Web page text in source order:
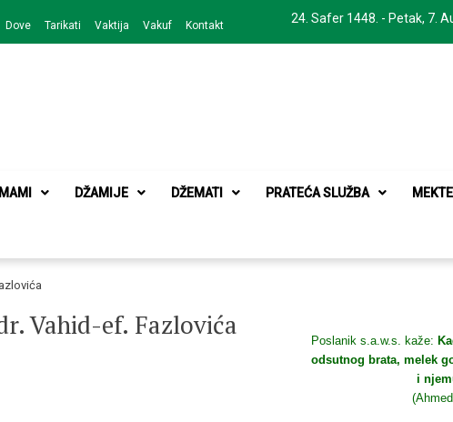
24. Safer 1448. - Petak, 7.
Dove Tarikati Vaktija Vakuf Kontakt
Bijeljina
IMAMI DŽAMIJE DŽEMATI PRATEĆA SLUŽBA
Vahid-ef. Fazlovića Poslanik s.a.w.s. kaže:
odsutnog brata, melek
i